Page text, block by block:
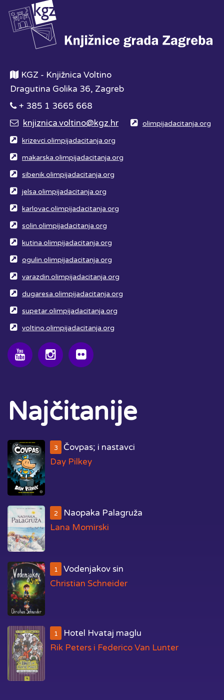
KGZ - Knjižnica Voltino
Dragutina Golika 36, Zagreb
+ 385 1 3665 668
knjiznica.voltino@kgz.hr
olimpijadacitanja.org
krizevci.olimpijadacitanja.org
makarska.olimpijadacitanja.org
sibenik.olimpijadacitanja.org
jelsa.olimpijadacitanja.org
karlovac.olimpijadacitanja.org
solin.olimpijadacitanja.org
kutina.olimpijadacitanja.org
ogulin.olimpijadacitanja.org
varazdin.olimpijadacitanja.org
dugaresa.olimpijadacitanja.org
supetar.olimpijadacitanja.org
voltino.olimpijadacitanja.org
Najčitanije
3
Čovpas; i nastavci
Day Pilkey
2
Naopaka Palagruža
Lana Momirski
1
Vodenjakov sin
Christian Schneider
1
Hotel Hvataj maglu
Rik Peters i Federico Van Lunter